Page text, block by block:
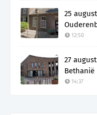
25
12:50
27
Bethanië
14:37